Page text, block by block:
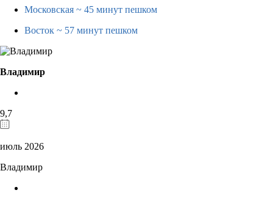
Московская ~ 45 минут пешком
Восток ~ 57 минут пешком
Владимир
9,7
июль 2026
Владимир